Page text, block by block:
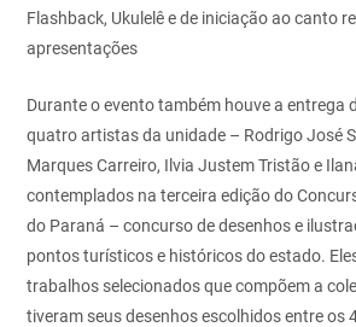
Flashback, Ukulelê e de iniciação ao canto
apresentações
Durante o evento também houve a entrega
quatro artistas da unidade – Rodrigo José
Marques Carreiro, Ilvia Justem Tristão e
contemplados na terceira edição do
do Paraná – concurso de desenhos e
pontos turísticos e históricos do estado.
trabalhos selecionados que compõem a
tiveram seus desenhos escolhidos entre os